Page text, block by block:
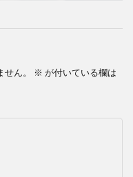
ん。 ※ が付いている欄は